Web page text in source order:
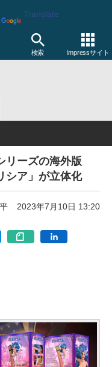
Translate
検索 Impressサイト
リーズの海外版
シア」が立体化
2023年7月10日 13:20